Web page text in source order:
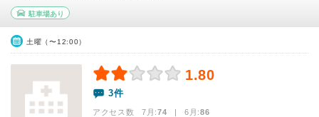
駐車場あり
土曜（〜12:00）
1.80
3件
アクセス数 7月:74 | 6月:86